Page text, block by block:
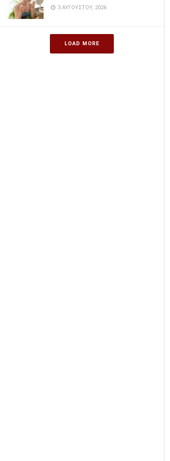
3 ΑΥΓΟΎΣΤΟΥ, 2026
LOAD MORE